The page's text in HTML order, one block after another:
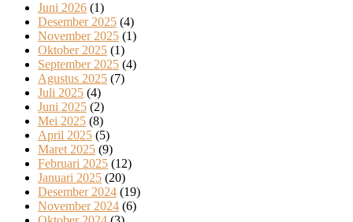
Juni 2026 (1)
Desember 2025 (4)
November 2025 (1)
Oktober 2025 (1)
September 2025 (4)
Agustus 2025 (7)
Juli 2025 (4)
Juni 2025 (2)
Mei 2025 (8)
April 2025 (5)
Maret 2025 (9)
Februari 2025 (12)
Januari 2025 (20)
Desember 2024 (19)
November 2024 (6)